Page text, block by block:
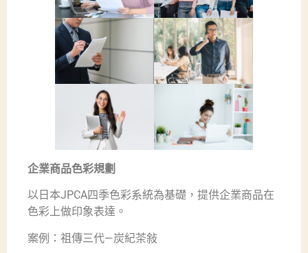
企業商品色彩規劃
以日本JPCA四季色彩系統為基礎，提供企業商品在
色彩上做印象表達。
案例：祖傳三代—炭紀茶敍